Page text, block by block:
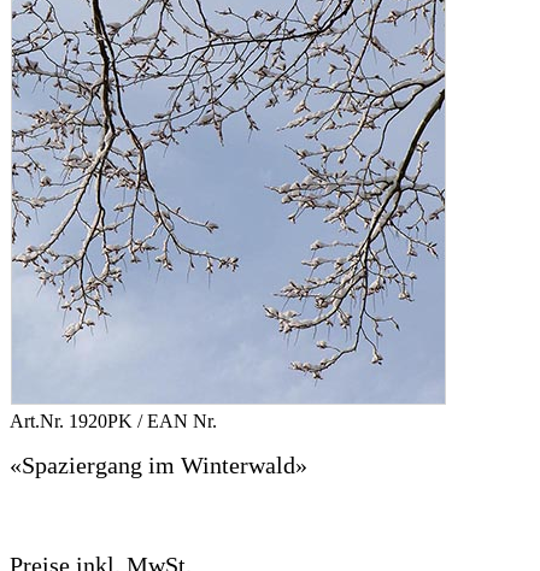
Art.Nr. 1920PK / EAN Nr.
«Spaziergang im Winterwald»
Preise inkl. MwSt.